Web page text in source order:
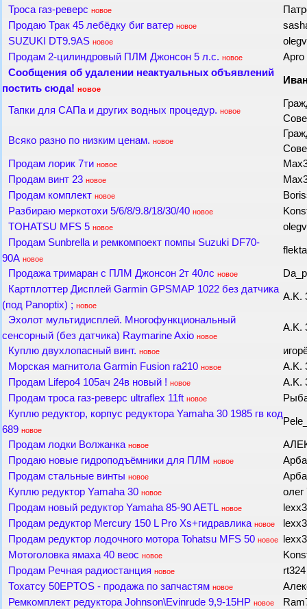
Троса газ-реверс новое
Продаю Трак 45 лебёдку биг ватер новое
SUZUKI DT9.9AS новое
Продам 2-цилиндровый ПЛМ Джонсон 5 л.с. новое
Арго
Сообщения об удалении неактуальных объявлений
постить сюда! новое
Тапки для САПа и других водных процедур. новое
Всяко разно по низким ценам. новое
Продам лорик 7ти новое
Продам винт 23 новое
Продам комплект новое
Разбираю меркотохи 5/6/8/9.8/18/30/40 новое
TOHATSU MFS 5 новое
Продам Sunbrella и ремкомпоект помпы Suzuki DF70-
90A новое
Продажа тримаран с ПЛМ Джонсон 2т 40лс новое
Картплоттер Дисплей Garmin GPSMAP 1022 без датчика
(под Panoptix) ; новое
A.K.
Эхолот мультидисплей. Многофункциональный
сенсорный (без датчика) Raymarine Axio новое
A.K.
Куплю двухлопасный винт. новое
Морская магнитола Garmin Fusion ra210 новое
A.K.
Продам Lifepo4 105ач 24в новый ! новое
A.K.
Продам троса газ-реверс ultraflex 11ft новое
Куплю редуктор, корпус редуктора Yamaha 30 1985 гв код
689 новое
Продам лодки Волжанка новое
Продаю новые гидроподъёмники для ПЛМ новое
Продам стальные винты новое
Куплю редуктор Yamaha 30 новое
Продам новый редуктор Yamaha 85-90 AETL новое
Продам редуктор Mercury 150 L Pro Xs+гидравлика новое
Продам редуктор лодочного мотора Tohatsu MFS 50 новое
Мотоголовка ямаха 40 веос новое
Продам Pечная рaдиостанция новое
Тохатсу 50EPTOS - продажа по запчастям новое
Ремкомплект редуктора Johnson\Evinrude 9,9-15HP новое